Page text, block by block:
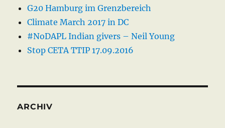
G20 Hamburg im Grenzbereich
Climate March 2017 in DC
#NoDAPL Indian givers – Neil Young
Stop CETA TTIP 17.09.2016
ARCHIV